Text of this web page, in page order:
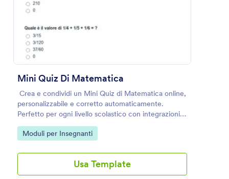
Mini Quiz Di Matematica
Crea e condividi un Mini Quiz di Matematica online,
personalizzabile e corretto automaticamente.
Perfetto per ogni livello scolastico con integrazioni
Jotform.
Go to Category:
Moduli per Insegnanti
Usa Template